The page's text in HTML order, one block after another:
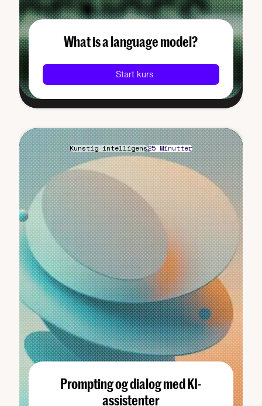
What is a language model?
Start kurs
Kunstig intelligens25 Minutter
Prompting og dialog med KI-
assistenter